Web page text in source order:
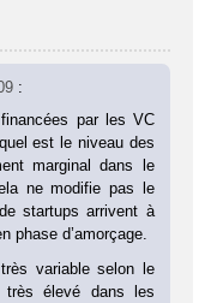
:
par les VC
est le niveau des
marginal dans le
ne modifie pas le
startups arrivent à
phase d’amorçage.
variable selon le
très élevé dans les